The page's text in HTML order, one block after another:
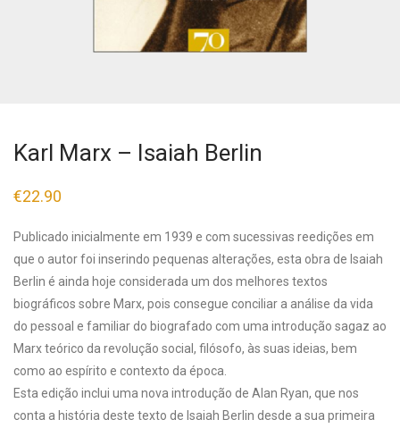
Karl Marx – Isaiah Berlin
€22.90
Publicado inicialmente em 1939 e com sucessivas reedições em
que o autor foi inserindo pequenas alterações, esta obra de Isaiah
Berlin é ainda hoje considerada um dos melhores textos
biográficos sobre Marx, pois consegue conciliar a análise da vida
do pessoal e familiar do biografado com uma introdução sagaz ao
Marx teórico da revolução social, filósofo, às suas ideias, bem
como ao espírito e contexto da época.
Esta edição inclui uma nova introdução de Alan Ryan, que nos
conta a história deste texto de Isaiah Berlin desde a sua primeira